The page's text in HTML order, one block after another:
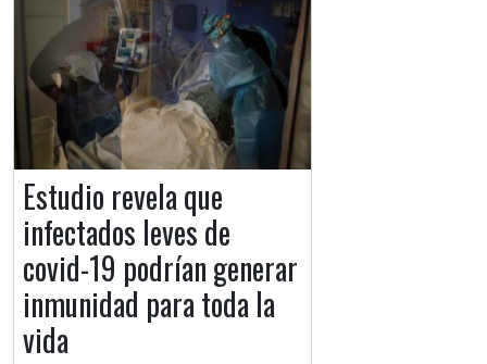
Estudio revela que
infectados leves de
covid-19 podrían generar
inmunidad para toda la
vida